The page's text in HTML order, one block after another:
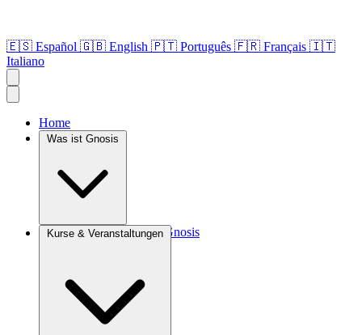
🇪🇸 Español 🇬🇧 English 🇵🇹 Português 🇫🇷 Français 🇮🇹
Italiano
Home
Was ist Gnosis
Einführung in die Gnosis
Kurse & Veranstaltungen